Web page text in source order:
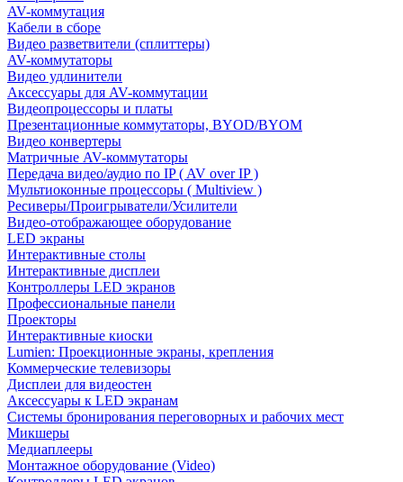
AV-коммутация
Кабели в сборе
Видео разветвители (сплиттеры)
AV-коммутаторы
Видео удлинители
Аксессуары для AV-коммутации
Видеопроцессоры и платы
Презентационные коммутаторы, BYOD/BYOM
Видео конвертеры
Матричные AV-коммутаторы
Передача видео/аудио по IP ( AV over IP )
Мультиоконные процессоры ( Multiview )
Ресиверы/Проигрыватели/Усилители
Видео-отображающее оборудование
LED экраны
Интерактивные столы
Интерактивные дисплеи
Контроллеры LED экранов
Профессиональные панели
Проекторы
Интерактивные киоски
Lumien: Проекционные экраны, крепления
Коммерческие телевизоры
Дисплеи для видеостен
Аксессуары к LED экранам
Системы бронирования переговорных и рабочих мест
Микшеры
Медиаплееры
Монтажное оборудование (Video)